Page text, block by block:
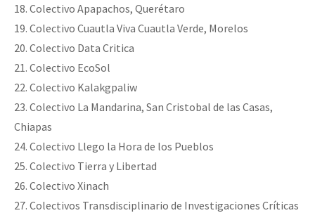
18. Colectivo Apapachos, Querétaro
19. Colectivo Cuautla Viva Cuautla Verde, Morelos
20. Colectivo Data Critica
21. Colectivo EcoSol
22. Colectivo Kalakgpaliw
23. Colectivo La Mandarina, San Cristobal de las Casas,
Chiapas
24. Colectivo Llego la Hora de los Pueblos
25. Colectivo Tierra y Libertad
26. Colectivo Xinach
27. Colectivos Transdisciplinario de Investigaciones Críticas